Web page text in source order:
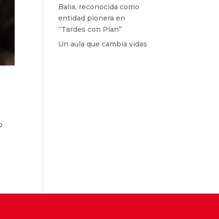
Balia, reconocida como
entidad pionera en
“Tardes con Plan”
Un aula que cambia vidas